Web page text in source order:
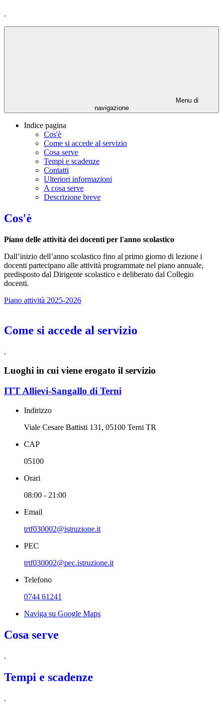
.
Menu di
navigazione
Indice pagina
Cos'è
Come si accede al servizio
Cosa serve
Tempi e scadenze
Contatti
Ulteriori informazioni
A cosa serve
Descrizione breve
Cos'è
Piano delle attività dei docenti per l'anno scolastico
Dall’inizio dell’anno scolastico fino al primo giorno di lezione i
docenti partecipano alle attività programmate nel piano annuale,
predisposto dal Dirigente scolastico e deliberato dal Collegio
docenti.
Piano attività 2025-2026
Come si accede al servizio
.
Luoghi in cui viene erogato il servizio
ITT Allievi-Sangallo di Terni
Indirizzo
Viale Cesare Battisti 131, 05100 Terni TR
CAP
05100
Orari
08:00 - 21:00
Email
trtf030002@istruzione.it
PEC
trtf030002@pec.istruzione.it
Telefono
0744 61241
Naviga su Google Maps
Cosa serve
.
Tempi e scadenze
.